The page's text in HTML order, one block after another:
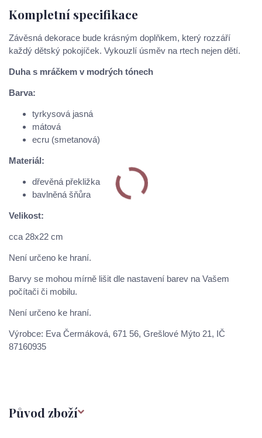
Kompletní specifikace
Závěsná dekorace bude krásným doplňkem, který rozzáří
každý dětský pokojíček. Vykouzlí úsměv na rtech nejen dětí.
Duha s mráčkem v modrých tónech
Barva:
tyrkysová jasná
mátová
ecru (smetanová)
Materiál:
dřevěná překližka
bavlněná šňůra
Velikost:
cca 28x22 cm
Není určeno ke hraní.
Barvy se mohou mírně lišit dle nastavení barev na Vašem
počítači či mobilu.
Není určeno ke hraní.
Výrobce: Eva Čermáková, 671 56, Grešlové Mýto 21, IČ
87160935
Původ zboží